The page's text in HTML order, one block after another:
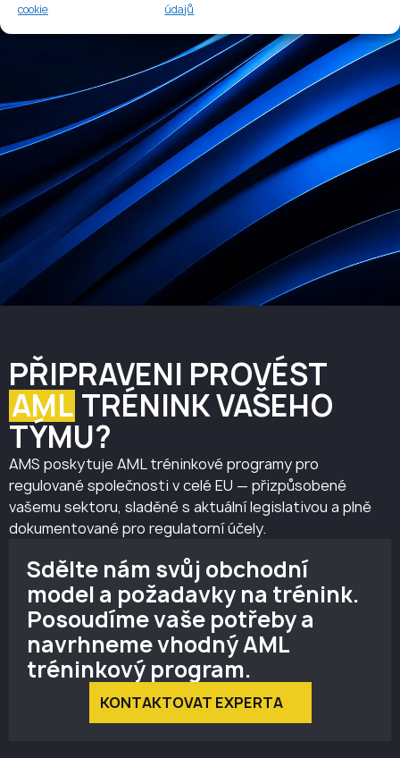
cookie
údajů
PŘIPRAVENI PROVÉST
AML TRÉNINK VAŠEHO
TÝMU?
AMS poskytuje AML tréninkové programy pro
regulované společnosti v celé EU — přizpůsobené
vašemu sektoru, sladěné s aktuální legislativou a plně
dokumentované pro regulatorní účely.
Sdělte nám svůj obchodní
model a požadavky na trénink.
Posoudíme vaše potřeby a
navrhneme vhodný AML
tréninkový program.
KONTAKTOVAT EXPERTA